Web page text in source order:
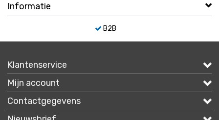
Informatie
B2B
Klantenservice
Mijn account
Contactgegevens